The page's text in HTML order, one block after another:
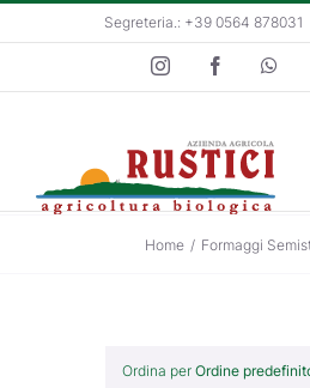
al
Segreteria.: +39 0564 878031
InstagramFacebook
Home / Formaggi
Ordina perOrdine